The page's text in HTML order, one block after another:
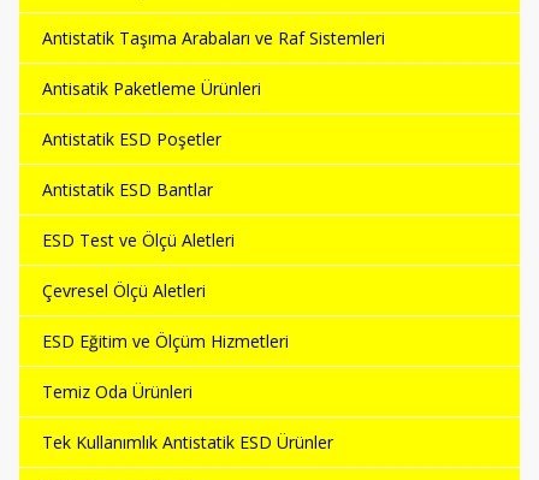
Antistatik Taşıma Arabaları ve Raf Sistemleri
Antisatik Paketleme Ürünleri
Antistatik ESD Poşetler
Antistatik ESD Bantlar
ESD Test ve Ölçü Aletleri
Çevresel Ölçü Aletleri
ESD Eğitim ve Ölçüm Hizmetleri
Temiz Oda Ürünleri
Tek Kullanımlık Antistatik ESD Ürünler